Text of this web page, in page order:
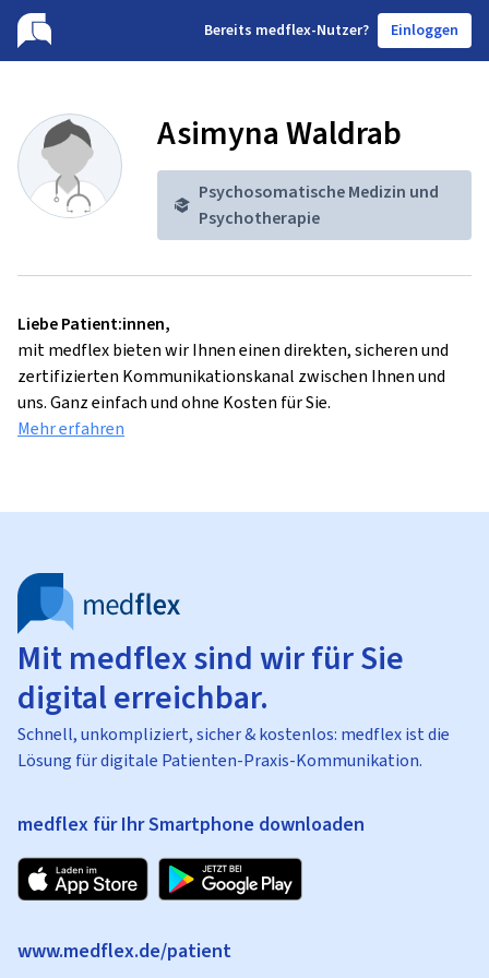
Bereits medflex-Nutzer? Einloggen
Asimyna Waldrab
Psychosomatische Medizin und
Psychotherapie
Liebe Patient:innen,
mit medflex bieten wir Ihnen einen direkten, sicheren und
zertifizierten Kommunikationskanal zwischen Ihnen und
uns. Ganz einfach und ohne Kosten für Sie.
Mehr erfahren
Mit medflex sind wir für Sie
digital erreichbar.
Schnell, unkompliziert, sicher & kostenlos: medflex ist die
Lösung für digitale Patienten-Praxis-Kommunikation.
medflex für Ihr Smartphone downloaden
www.medflex.de/patient